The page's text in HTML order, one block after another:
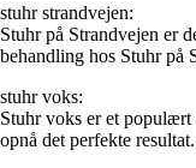
stuhr strandvejen:
Stuhr på Strandvejen er
behandling hos Stuhr på
stuhr voks:
Stuhr voks er et
opnå det perfekte resultat.